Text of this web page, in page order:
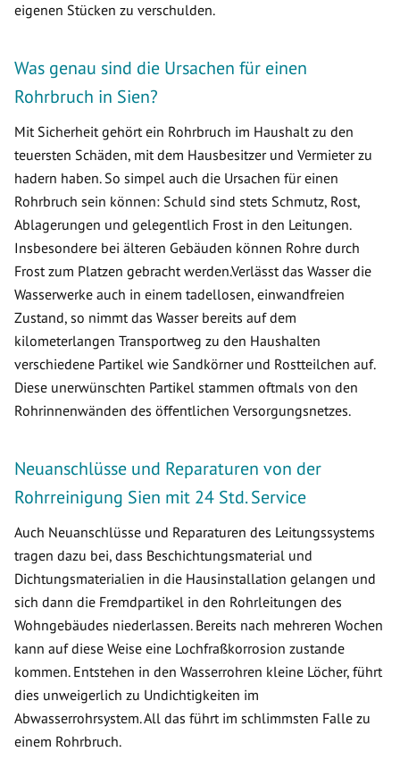
eigenen Stücken zu verschulden.
Was genau sind die Ursachen für einen
Rohrbruch in Sien?
Mit Sicherheit gehört ein Rohrbruch im Haushalt zu den
teuersten Schäden, mit dem Hausbesitzer und Vermieter zu
hadern haben. So simpel auch die Ursachen für einen
Rohrbruch sein können: Schuld sind stets Schmutz, Rost,
Ablagerungen und gelegentlich Frost in den Leitungen.
Insbesondere bei älteren Gebäuden können Rohre durch
Frost zum Platzen gebracht werden.Verlässt das Wasser die
Wasserwerke auch in einem tadellosen, einwandfreien
Zustand, so nimmt das Wasser bereits auf dem
kilometerlangen Transportweg zu den Haushalten
verschiedene Partikel wie Sandkörner und Rostteilchen auf.
Diese unerwünschten Partikel stammen oftmals von den
Rohrinnenwänden des öffentlichen Versorgungsnetzes.
Neuanschlüsse und Reparaturen von der
Rohrreinigung Sien mit 24 Std. Service
Auch Neuanschlüsse und Reparaturen des Leitungssystems
tragen dazu bei, dass Beschichtungsmaterial und
Dichtungsmaterialien in die Hausinstallation gelangen und
sich dann die Fremdpartikel in den Rohrleitungen des
Wohngebäudes niederlassen. Bereits nach mehreren Wochen
kann auf diese Weise eine Lochfraßkorrosion zustande
kommen. Entstehen in den Wasserrohren kleine Löcher, führt
dies unweigerlich zu Undichtigkeiten im
Abwasserrohrsystem. All das führt im schlimmsten Falle zu
einem Rohrbruch.